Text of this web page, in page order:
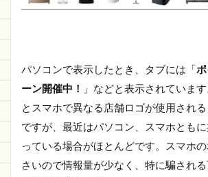
パソコンで表示したとき、タブには「
ーン開催中！
」などと表示されていま
とスマホで異なる店舗ロゴが使用され
ですが、最近はパソコン、スマホとも
っている場合がほとんどです。スマホ
さいので情報量が少なく、特に騙され